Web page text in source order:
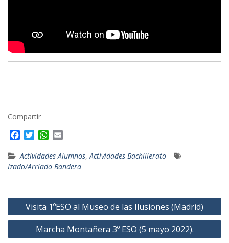
Compartir
c
e
o
o
i
t
e
r
W
a
t
A
p
p
a
i
Actividades Alumnos,Actividades Bachillerato
Izado/Arriado Bandera
Navegación
de
entradas
Visita 1ºESO al Museo de las Ilusiones (Madrid)
Marcha Montañera 3º ESO (5 mayo 2022).